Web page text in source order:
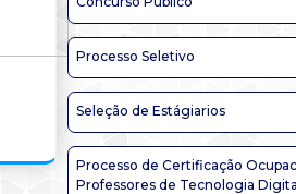
Processo Seletivo
Seleção de Estágiarios
Processo de Certificação
Professores de Tecnologia Digital